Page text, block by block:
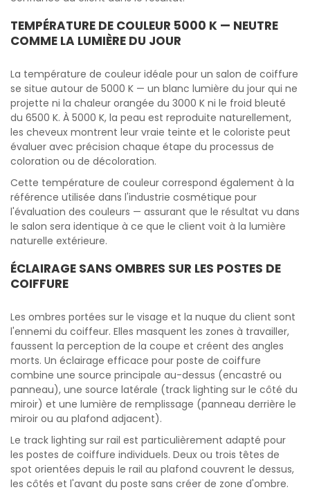
TEMPÉRATURE DE COULEUR 5000 K — NEUTRE
COMME LA LUMIÈRE DU JOUR
La température de couleur idéale pour un salon de coiffure
se situe autour de 5000 K — un blanc lumière du jour qui ne
projette ni la chaleur orangée du 3000 K ni le froid bleuté
du 6500 K. À 5000 K, la peau est reproduite naturellement,
les cheveux montrent leur vraie teinte et le coloriste peut
évaluer avec précision chaque étape du processus de
coloration ou de décoloration.
Cette température de couleur correspond également à la
référence utilisée dans l'industrie cosmétique pour
l'évaluation des couleurs — assurant que le résultat vu dans
le salon sera identique à ce que le client voit à la lumière
naturelle extérieure.
ÉCLAIRAGE SANS OMBRES SUR LES POSTES DE
COIFFURE
Les ombres portées sur le visage et la nuque du client sont
l'ennemi du coiffeur. Elles masquent les zones à travailler,
faussent la perception de la coupe et créent des angles
morts. Un éclairage efficace pour poste de coiffure
combine une source principale au-dessus (encastré ou
panneau), une source latérale (track lighting sur le côté du
miroir) et une lumière de remplissage (panneau derrière le
miroir ou au plafond adjacent).
Le track lighting sur rail est particulièrement adapté pour
les postes de coiffure individuels. Deux ou trois têtes de
spot orientées depuis le rail au plafond couvrent le dessus,
les côtés et l'avant du poste sans créer de zone d'ombre.